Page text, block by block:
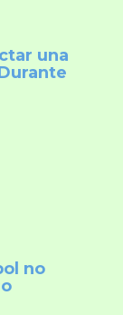
una
no